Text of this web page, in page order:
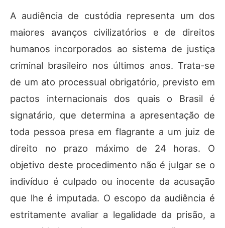
A audiência de custódia representa um dos
maiores avanços civilizatórios e de direitos
humanos incorporados ao sistema de justiça
criminal brasileiro nos últimos anos. Trata-se
de um ato processual obrigatório, previsto em
pactos internacionais dos quais o Brasil é
signatário, que determina a apresentação de
toda pessoa presa em flagrante a um juiz de
direito no prazo máximo de 24 horas. O
objetivo deste procedimento não é julgar se o
indivíduo é culpado ou inocente da acusação
que lhe é imputada. O escopo da audiência é
estritamente avaliar a legalidade da prisão, a